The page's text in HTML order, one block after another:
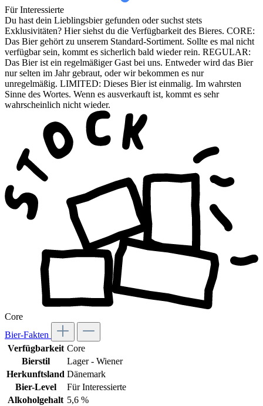
Für Interessierte
Du hast dein Lieblingsbier gefunden oder suchst stets
Exklusivitäten? Hier siehst du die Verfügbarkeit des Bieres. CORE:
Das Bier gehört zu unserem Standard-Sortiment. Sollte es mal nicht
verfügbar sein, kommt es sicherlich bald wieder rein. REGULAR:
Das Bier ist ein regelmäßiger Gast bei uns. Entweder wird das Bier
nur selten im Jahr gebraut, oder wir bekommen es nur
unregelmäßig. LIMITED: Dieses Bier ist einmalig. Im wahrsten
Sinne des Wortes. Wenn es ausverkauft ist, kommt es sehr
wahrscheinlich nicht wieder.
Core
Bier-Fakten
Verfügbarkeit Core
Bierstil
Lager - Wiener
Herkunftsland Dänemark
Bier-Level
Für Interessierte
Alkoholgehalt 5,6 %